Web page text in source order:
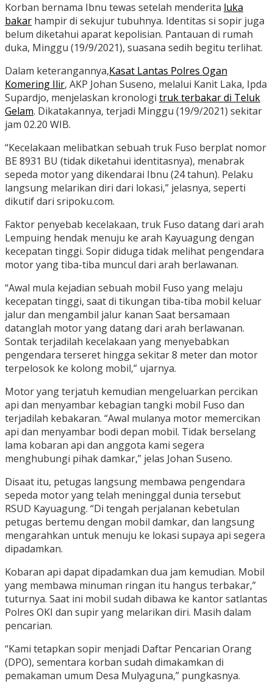
Korban bernama Ibnu tewas setelah menderita luka
bakar hampir di sekujur tubuhnya. Identitas si sopir juga
belum diketahui aparat kepolisian. Pantauan di rumah
duka, Minggu (19/9/2021), suasana sedih begitu terlihat.
Dalam keterangannya,Kasat Lantas Polres Ogan
Komering Ilir, AKP Johan Suseno, melalui Kanit Laka, Ipda
Supardjo, menjelaskan kronologi truk terbakar di Teluk
Gelam. Dikatakannya, terjadi Minggu (19/9/2021) sekitar
jam 02.20 WIB.
“Kecelakaan melibatkan sebuah truk Fuso berplat nomor
BE 8931 BU (tidak diketahui identitasnya), menabrak
sepeda motor yang dikendarai Ibnu (24 tahun). Pelaku
langsung melarikan diri dari lokasi,” jelasnya, seperti
dikutif dari sripoku.com.
Faktor penyebab kecelakaan, truk Fuso datang dari arah
Lempuing hendak menuju ke arah Kayuagung dengan
kecepatan tinggi. Sopir diduga tidak melihat pengendara
motor yang tiba-tiba muncul dari arah berlawanan.
“Awal mula kejadian sebuah mobil Fuso yang melaju
kecepatan tinggi, saat di tikungan tiba-tiba mobil keluar
jalur dan mengambil jalur kanan Saat bersamaan
datanglah motor yang datang dari arah berlawanan.
Sontak terjadilah kecelakaan yang menyebabkan
pengendara terseret hingga sekitar 8 meter dan motor
terpelosok ke kolong mobil,” ujarnya.
Motor yang terjatuh kemudian mengeluarkan percikan
api dan menyambar kebagian tangki mobil Fuso dan
terjadilah kebakaran. “Awal mulanya motor memercikan
api dan menyambar bodi depan mobil. Tidak berselang
lama kobaran api dan anggota kami segera
menghubungi pihak damkar,” jelas Johan Suseno.
Disaat itu, petugas langsung membawa pengendara
sepeda motor yang telah meninggal dunia tersebut
RSUD Kayuagung. “Di tengah perjalanan kebetulan
petugas bertemu dengan mobil damkar, dan langsung
mengarahkan untuk menuju ke lokasi supaya api segera
dipadamkan.
Kobaran api dapat dipadamkan dua jam kemudian. Mobil
yang membawa minuman ringan itu hangus terbakar,”
tuturnya. Saat ini mobil sudah dibawa ke kantor satlantas
Polres OKI dan supir yang melarikan diri. Masih dalam
pencarian.
“Kami tetapkan sopir menjadi Daftar Pencarian Orang
(DPO), sementara korban sudah dimakamkan di
pemakaman umum Desa Mulyaguna,” pungkasnya.